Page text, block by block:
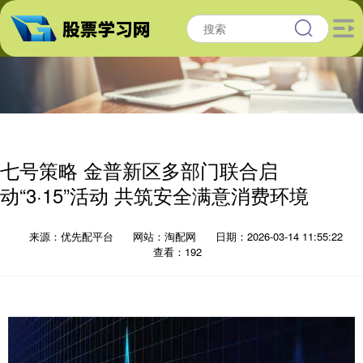
七号策略 金普新区多部门联合启
动“3·15”活动 共筑安全满意消费环境
来源：优先配平台 网站：淘配网
日期：2026-03-14 11:55:22
查看：192